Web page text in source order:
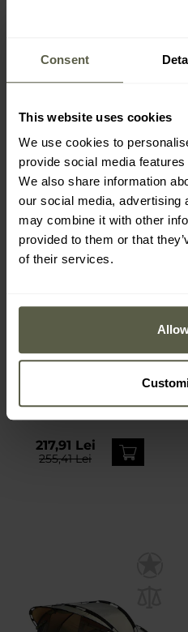
Consent
This website uses cookies
We use cookies to
provide social media
We also share information
our social media, advertising
may combine it with other
provided to them or that
of their services.
424,63 Lei
PROMOTII
Cort pentru 3 persoane
Expediere:Imediat
217,91 Lei
255,41 Lei